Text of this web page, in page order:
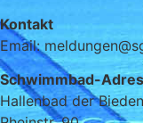
Kontakt
Email:
Schwimmbad-
Hallenbad der